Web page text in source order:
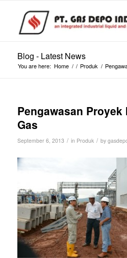
Blog - Latest News
You are here: Home / / Produk /
Pengawasan
Gas
September 6, 2013 / in Produk / by